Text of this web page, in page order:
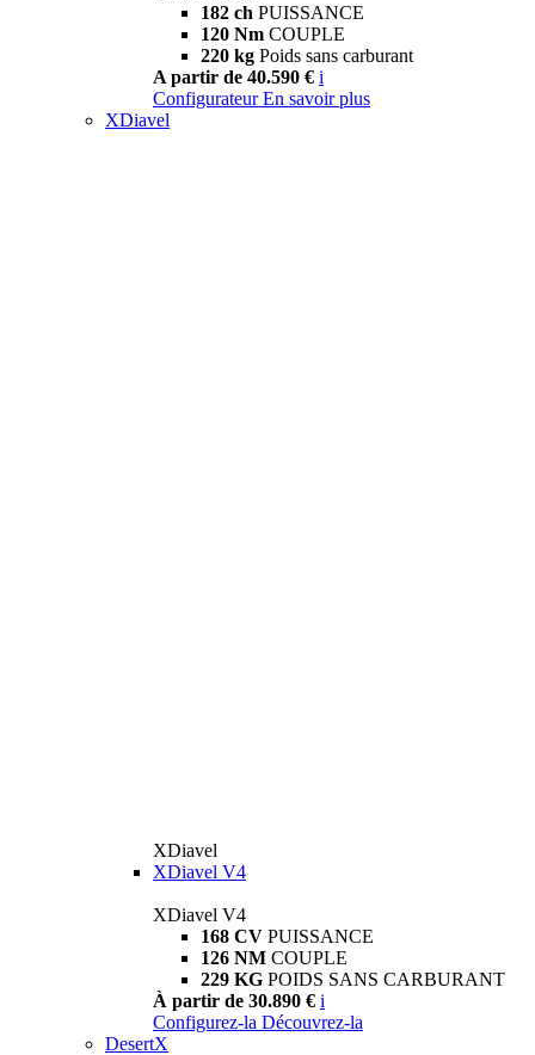
182 ch PUISSANCE
120 Nm COUPLE
220 kg Poids sans carburant
A partir de 40.590 € i
Configurateur En savoir plus
XDiavel
XDiavel
XDiavel V4
XDiavel V4
168 CV PUISSANCE
126 NM COUPLE
229 KG POIDS SANS CARBURANT
À partir de 30.890 € i
Configurez-la Découvrez-la
DesertX